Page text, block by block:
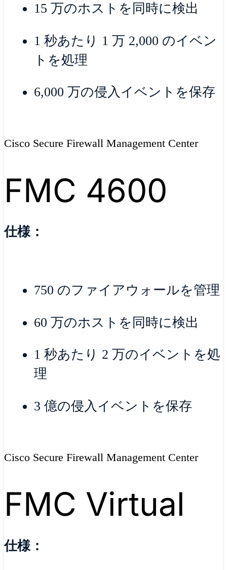
15 万のホストを同時に検出
1 秒あたり 1 万 2,000 のイベン
トを処理
6,000 万の侵入イベントを保存
Cisco Secure Firewall Management Center
FMC 4600
仕様：
750 のファイアウォールを管理
60 万のホストを同時に検出
1 秒あたり 2 万のイベントを処
理
3 億の侵入イベントを保存
Cisco Secure Firewall Management Center
FMC Virtual
仕様：